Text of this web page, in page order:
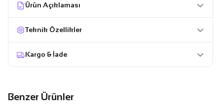
Ürün Açıklaması
Teknik Özellikler
Kargo & İade
Benzer Ürünler